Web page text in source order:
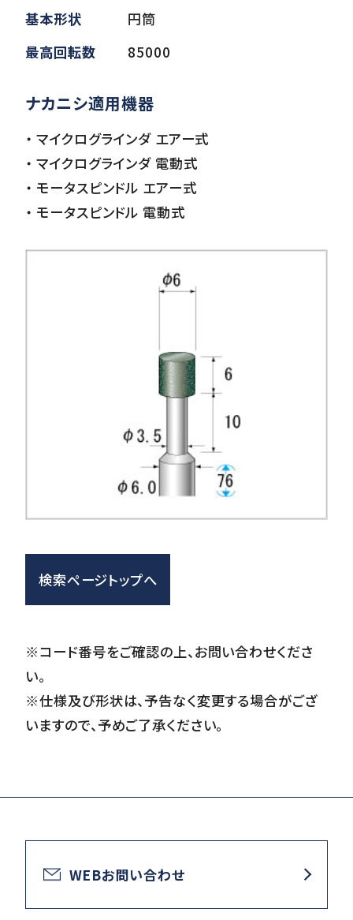
会社情報
基本形状
円筒
最高回転数
85000
ナカニシ適用機器
・ マイクログラインダ エアー式
・ マイクログラインダ 電動式
・ モータスピンドル エアー式
・ モータスピンドル 電動式
検索ページトップへ
※コード番号をご確認の上、お問い合わせくださ
い。
※仕様及び形状は、予告なく変更する場合がござ
いますので、予めご了承ください。
WEBお問い合わせ